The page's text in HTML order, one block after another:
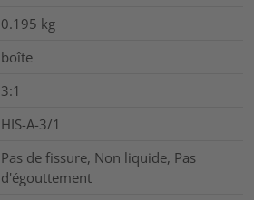
0.195 kg
boîte
3:1
HIS-A-3/1
Pas de fissure, Non liquide, Pas
d'égouttement